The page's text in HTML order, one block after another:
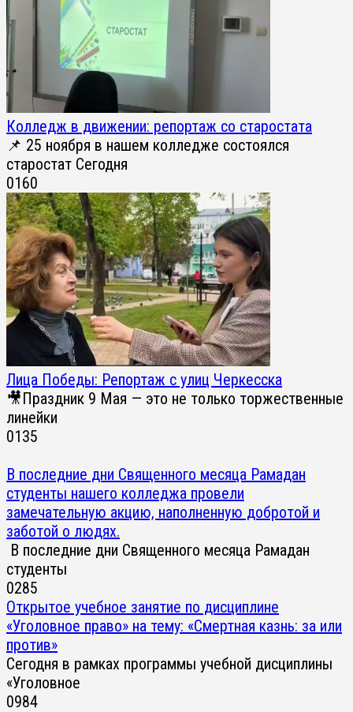
Колледж в движении: репортаж со старостата
📌 25 ноября в нашем колледже состоялся
старостат Сегодня
0160
Лица Победы: Репортаж с улиц Черкесска
🎥Праздник 9 Мая — это не только торжественные
линейки
0135
В последние дни Священного месяца Рамадан
студенты нашего колледжа провели
замечательную акцию, наполненную добротой и
заботой о людях.
В последние дни Священного месяца Рамадан
студенты
0285
Открытое учебное занятие по дисциплине
«Уголовное право» на тему: «Смертная казнь: за или
против»
Сегодня в рамках программы учебной дисциплины
«Уголовное
0984